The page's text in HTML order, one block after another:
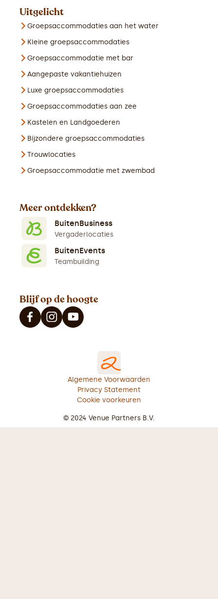
Uitgelicht
Groepsaccommodaties aan het water
Kleine groepsaccommodaties
Groepsaccommodatie met bar
Aangepaste vakantiehuizen
Luxe groepsaccommodaties
Groepsaccommodaties aan zee
Kastelen en Landgoederen
Bijzondere groepsaccommodaties
Trouwlocaties
Groepsaccommodatie met zwembad
Meer ontdekken?
BuitenBusiness
Vergaderlocaties
BuitenEvents
Teambuilding
Blijf op de hoogte
Algemene Voorwaarden
Privacy Statement
Cookie voorkeuren
© 2024 Venue Partners B.V.